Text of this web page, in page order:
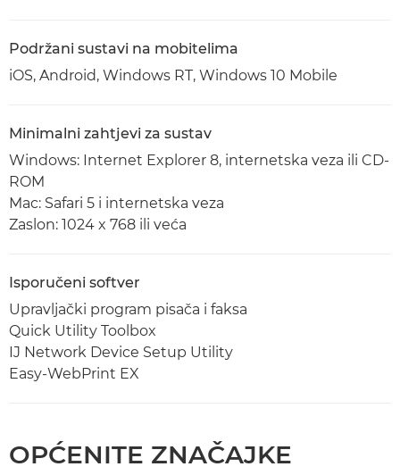
Podržani sustavi na mobitelima
iOS, Android, Windows RT, Windows 10 Mobile
Minimalni zahtjevi za sustav
Windows: Internet Explorer 8, internetska veza ili CD-
ROM
Mac: Safari 5 i internetska veza
Zaslon: 1024 x 768 ili veća
Isporučeni softver
Upravljački program pisača i faksa
Quick Utility Toolbox
IJ Network Device Setup Utility
Easy-WebPrint EX
OPĆENITE ZNAČAJKE